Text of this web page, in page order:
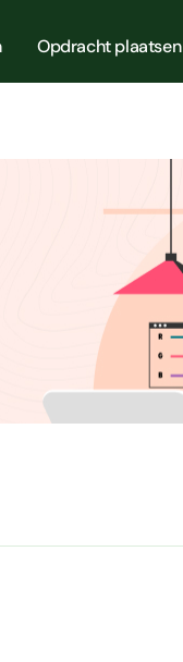
Opdracht plaatsen